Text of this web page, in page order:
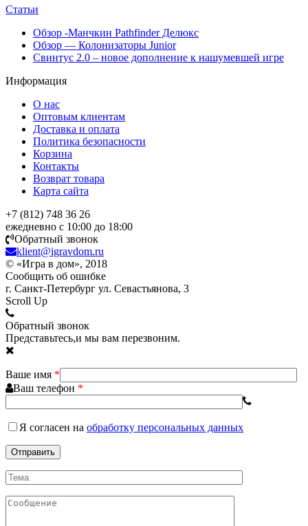
Статьи
Обзор -Манчкин Pathfinder Делюкс
Обзор — Колонизаторы Junior
Свинтус 2.0 – новое дополнение к нашумевшей игре
Информация
О нас
Оптовым клиентам
Доставка и оплата
Политика безопасности
Корзина
Контакты
Возврат товара
Карта сайта
+7 (812) 748 36 26
ежедневно с 10:00 до 18:00
Обратный звонок
klient@igravdom.ru
© «Игра в дом», 2018
Сообщить об ошибке
г. Санкт-Петербург ул. Севастьянова, 3
Scroll Up
Обратный звонок
Представьтесь,и мы вам перезвоним.
Ваше имя *
Ваш телефон *
Я согласен на обработку персональных данных